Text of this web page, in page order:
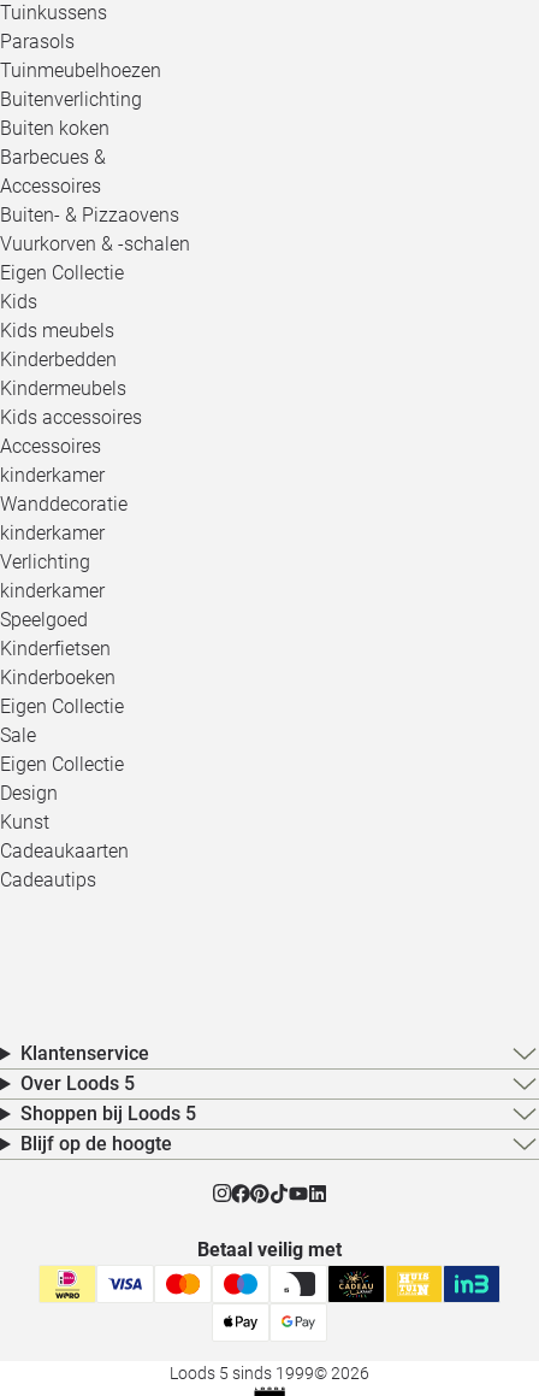
Tuinkussens
Parasols
Tuinmeubelhoezen
Buitenverlichting
Buiten koken
Barbecues &
Accessoires
Buiten- & Pizzaovens
Vuurkorven & -schalen
Eigen Collectie
Kids
Kids meubels
Kinderbedden
Kindermeubels
Kids accessoires
Accessoires
kinderkamer
Wanddecoratie
kinderkamer
Verlichting
kinderkamer
Speelgoed
Kinderfietsen
Kinderboeken
Eigen Collectie
Sale
Eigen Collectie
Design
Kunst
Cadeaukaarten
Cadeautips
Klantenservice
Over Loods 5
Shoppen bij Loods 5
Blijf op de hoogte
Betaal veilig met
Loods 5 sinds 1999© 2026